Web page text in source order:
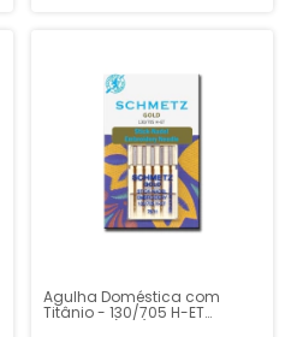
Agulha Doméstica com
Titânio - 130/705 H-ET